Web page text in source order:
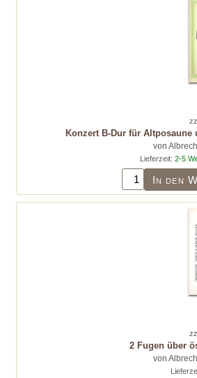
Konzert B-Dur für
von
Lieferzeit: 2-5
In den
2 Fugen über
von